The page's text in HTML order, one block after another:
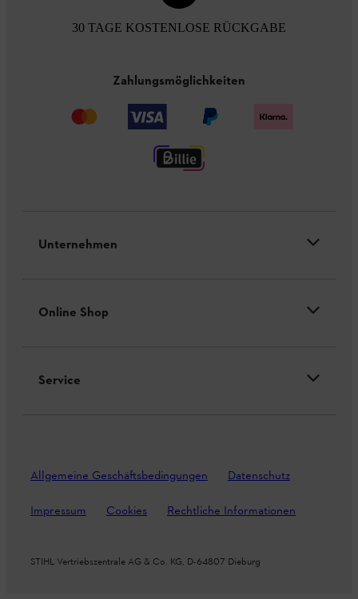
30 TAGE KOSTENLOSE RÜCKGABE
Zahlungsmöglichkeiten
Unternehmen
Online Shop
Service
Allgemeine Geschäftsbedingungen Datenschutz
Impressum Cookies Rechtliche Informationen
STIHL Vertriebszentrale AG & Co. KG, D-64807 Dieburg